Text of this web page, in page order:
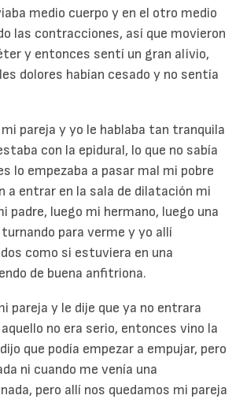
medio cuerpo y en el otro medio
las contracciones, así que movieron
y entonces sentí un gran alivio,
dolores habían cesado y no sentía
pareja y yo le hablaba tan tranquila
con la epidural, lo que no sabía
lo empezaba a pasar mal mi pobre
a entrar en la sala de dilatación mi
padre, luego mi hermano, luego una
para verme y yo allí
como si estuviera en una
de buena anfitriona.
pareja y le dije que ya no entrara
no era serio, entonces vino la
que podía empezar a empujar, pero
ni cuando me venía una
pero allí nos quedamos mi pareja